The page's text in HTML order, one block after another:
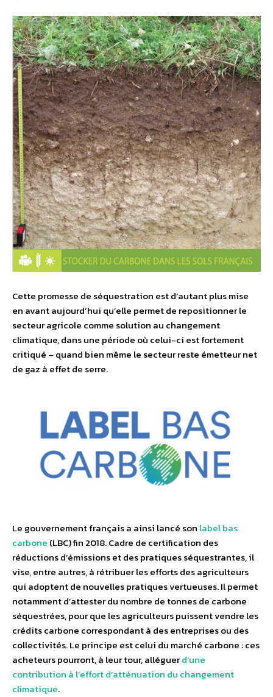
Cette promesse de séquestration est d’autant plus mise
en avant aujourd’hui qu’elle permet de repositionner le
secteur agricole comme solution au changement
climatique, dans une période où celui-ci est fortement
critiqué – quand bien même le secteur reste émetteur net
de gaz à effet de serre.
Le gouvernement français a ainsi lancé son label bas
carbone (LBC) fin 2018. Cadre de certification des
réductions d’émissions et des pratiques séquestrantes, il
vise, entre autres, à rétribuer les efforts des agriculteurs
qui adoptent de nouvelles pratiques vertueuses. Il permet
notamment d’attester du nombre de tonnes de carbone
séquestrées, pour que les agriculteurs puissent vendre les
crédits carbone correspondant à des entreprises ou des
collectivités. Le principe est celui du marché carbone : ces
acheteurs pourront, à leur tour, alléguerd’une
contribution à l’effort d’atténuation du changement
climatique.